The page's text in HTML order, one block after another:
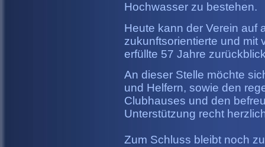
Hochwasser zu bestehen.
Heute kann der Verein auf
zukunftsorientierte und mit
erfüllte 57 Jahre
An dieser Stelle möchte
und Helfern, sowie den
Clubhauses und den
Unterstützung recht
Zum Schluss bleibt noch